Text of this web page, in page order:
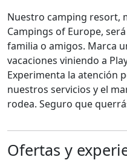
Nuestro camping resort,
Campings of Europe,
familia o amigos. Marca
vacaciones viniendo a
Experimenta la atención
nuestros servicios y el
rodea. Seguro que
Ofertas y